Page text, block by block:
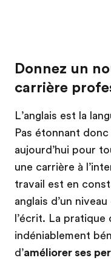
Donnez un
carrière
L’anglais est la
Pas étonnant
aujourd’hui pour
une carrière à
travail est en
anglais d’un
l’écrit. La pratique
indéniablement
d’améliorer ses